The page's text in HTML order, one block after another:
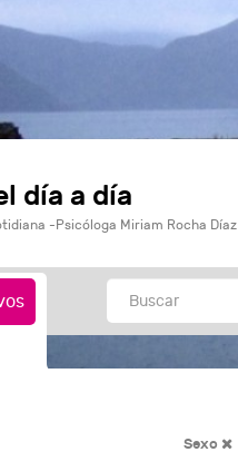
día a día
-Psicóloga Miriam Rocha Díaz
Sexo